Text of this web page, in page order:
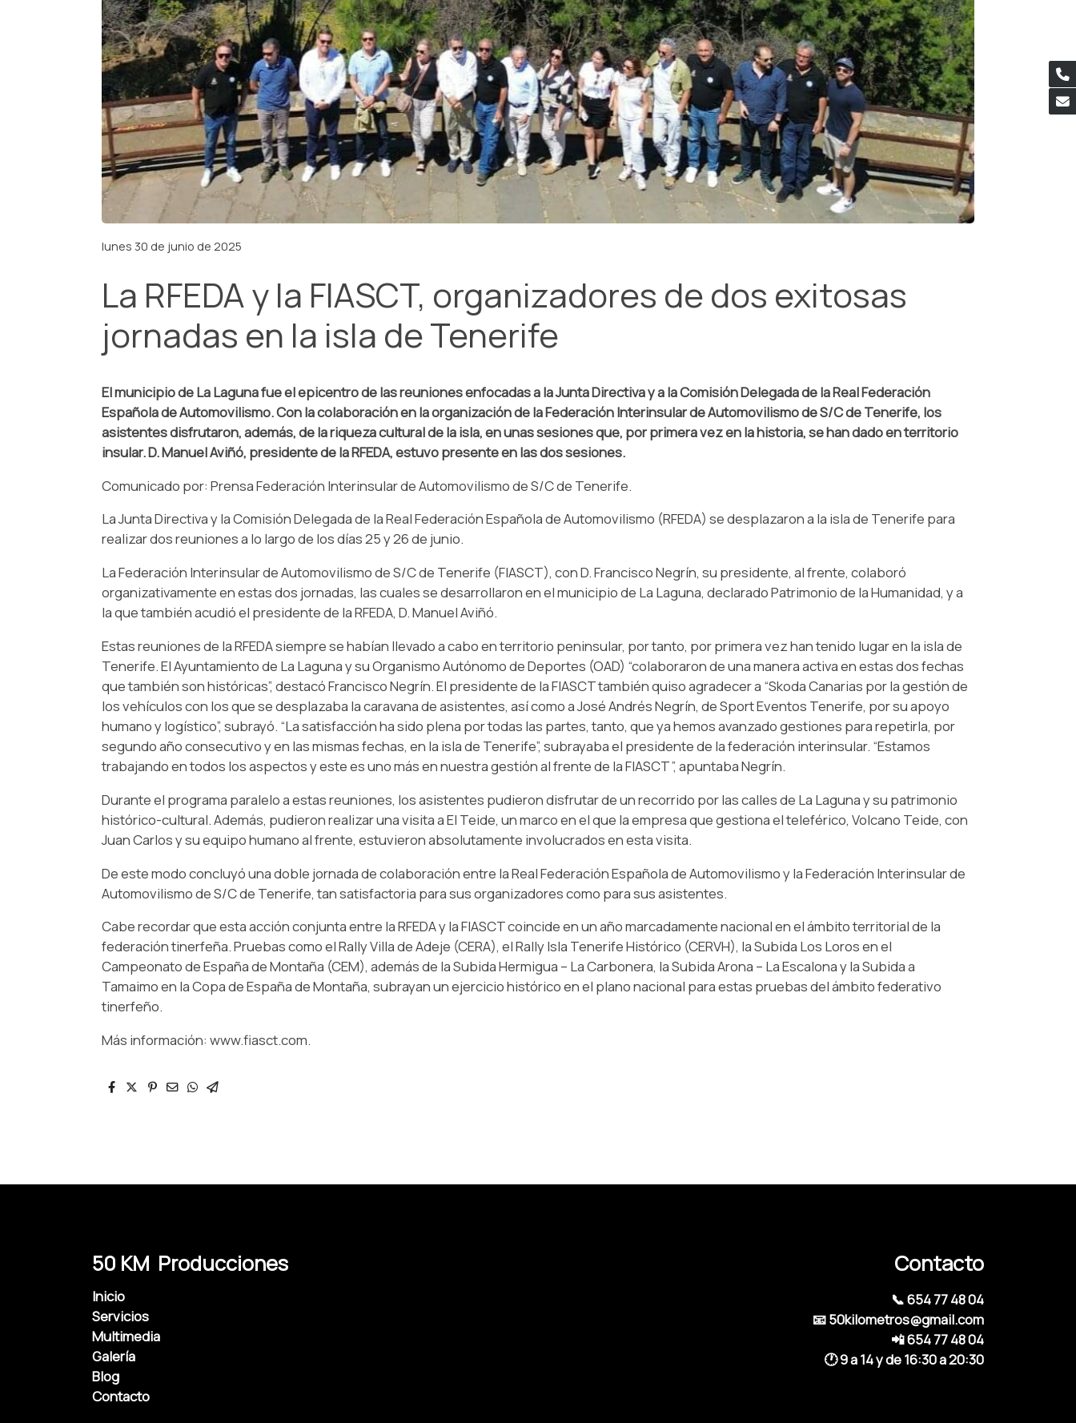
lunes 30 de junio de 2025
La RFEDA y la FIASCT, organizadores de dos exitosas
jornadas en la isla de Tenerife
El municipio de La Laguna fue el epicentro de las reuniones enfocadas a la Junta Directiva y a la Comisión Delegada de la Real Federación
Española de Automovilismo. Con la colaboración en la organización de la Federación Interinsular de Automovilismo de S/C de Tenerife, los
asistentes disfrutaron, además, de la riqueza cultural de la isla, en unas sesiones que, por primera vez en la historia, se han dado en territorio
insular. D. Manuel Aviñó, presidente de la RFEDA, estuvo presente en las dos sesiones.
Comunicado por: Prensa Federación Interinsular de Automovilismo de S/C de Tenerife.
La Junta Directiva y la Comisión Delegada de la Real Federación Española de Automovilismo (RFEDA) se desplazaron a la isla de Tenerife para
realizar dos reuniones a lo largo de los días 25 y 26 de junio.
La Federación Interinsular de Automovilismo de S/C de Tenerife (FIASCT), con D. Francisco Negrín, su presidente, al frente, colaboró
organizativamente en estas dos jornadas, las cuales se desarrollaron en el municipio de La Laguna, declarado Patrimonio de la Humanidad, y a
la que también acudió el presidente de la RFEDA, D. Manuel Aviñó.
Estas reuniones de la RFEDA siempre se habían llevado a cabo en territorio peninsular, por tanto, por primera vez han tenido lugar en la isla de
Tenerife. El Ayuntamiento de La Laguna y su Organismo Autónomo de Deportes (OAD) “colaboraron de una manera activa en estas dos fechas
que también son históricas”, destacó Francisco Negrín. El presidente de la FIASCT también quiso agradecer a “Skoda Canarias por la gestión de
los vehículos con los que se desplazaba la caravana de asistentes, así como a José Andrés Negrín, de Sport Eventos Tenerife, por su apoyo
humano y logístico”, subrayó. “La satisfacción ha sido plena por todas las partes, tanto, que ya hemos avanzado gestiones para repetirla, por
segundo año consecutivo y en las mismas fechas, en la isla de Tenerife”, subrayaba el presidente de la federación interinsular. “Estamos
trabajando en todos los aspectos y este es uno más en nuestra gestión al frente de la FIASCT”, apuntaba Negrín.
Durante el programa paralelo a estas reuniones, los asistentes pudieron disfrutar de un recorrido por las calles de La Laguna y su patrimonio
histórico-cultural. Además, pudieron realizar una visita a El Teide, un marco en el que la empresa que gestiona el teleférico, Volcano Teide, con
Juan Carlos y su equipo humano al frente, estuvieron absolutamente involucrados en esta visita.
De este modo concluyó una doble jornada de colaboración entre la Real Federación Española de Automovilismo y la Federación Interinsular de
Automovilismo de S/C de Tenerife, tan satisfactoria para sus organizadores como para sus asistentes.
Cabe recordar que esta acción conjunta entre la RFEDA y la FIASCT coincide en un año marcadamente nacional en el ámbito territorial de la
federación tinerfeña. Pruebas como el Rally Villa de Adeje (CERA), el Rally Isla Tenerife Histórico (CERVH), la Subida Los Loros en el
Campeonato de España de Montaña (CEM), además de la Subida Hermigua – La Carbonera, la Subida Arona – La Escalona y la Subida a
Tamaimo en la Copa de España de Montaña, subrayan un ejercicio histórico en el plano nacional para estas pruebas del ámbito federativo
tinerfeño.
Más información: www.fiasct.com.
50 KM Producciones
Inicio
Servicios
Multimedia
Galería
Blog
Contacto
Contacto
📞 654 77 48 04
📧 50kilometros@gmail.com
📲 654 77 48 04
🕐 9 a 14 y de 16:30 a 20:30